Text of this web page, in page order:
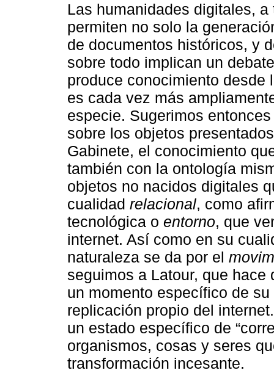
Las humanidades digitales,
permiten no solo la
de documentos históricos, y
sobre todo implican un
produce conocimiento desde
es cada vez más
especie. Sugerimos
sobre los objetos
Gabinete, el conocimiento
también con la ontología
objetos no nacidos digitales
cualidad relacional, como
tecnológica o entorno, que
internet. Así como en su
naturaleza se da por el
seguimos a Latour, que
un momento específico de
replicación propio del
un estado específico de
organismos, cosas y seres
transformación incesante.